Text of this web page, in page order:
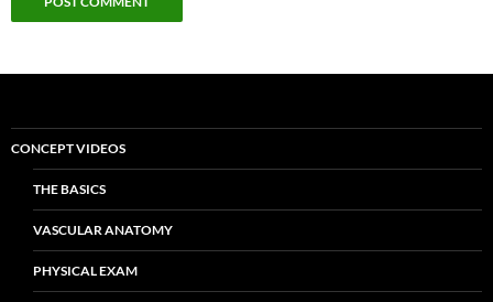
CONCEPT VIDEOS
THE BASICS
VASCULAR ANATOMY
PHYSICAL EXAM